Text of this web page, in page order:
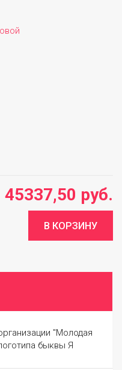
45337,50 руб.
"Молодая
быквы Я